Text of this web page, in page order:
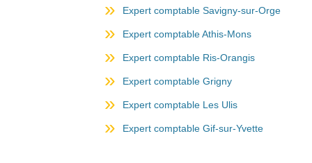
Expert comptable Savigny-sur-Orge
Expert comptable Athis-Mons
Expert comptable Ris-Orangis
Expert comptable Grigny
Expert comptable Les Ulis
Expert comptable Gif-sur-Yvette